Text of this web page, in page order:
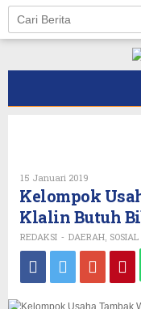
Skip
content
15 Januari 2019
REDAKSI
Kelompok
Klalin Butuh
REDAKSI - DAERAH SOSIAL